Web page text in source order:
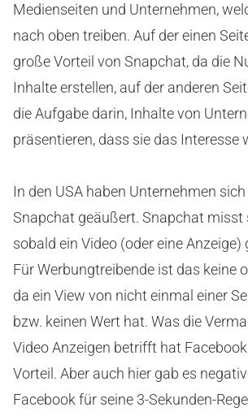
Medienseiten und Unternehmen,
nach oben treiben. Auf der einen
große Vorteil von Snapchat, da die
Inhalte erstellen, auf der anderen
die Aufgabe darin, Inhalte von
präsentieren, dass sie das Interesse
In den USA haben Unternehmen
Snapchat geäußert. Snapchat misst
sobald ein Video (oder eine Anzeige)
Für Werbungtreibende ist das keine
da ein View von nicht einmal einer
bzw. keinen Wert hat. Was die
Video Anzeigen betrifft hat
Vorteil. Aber auch hier gab es
Facebook für seine 3-Sekunden-